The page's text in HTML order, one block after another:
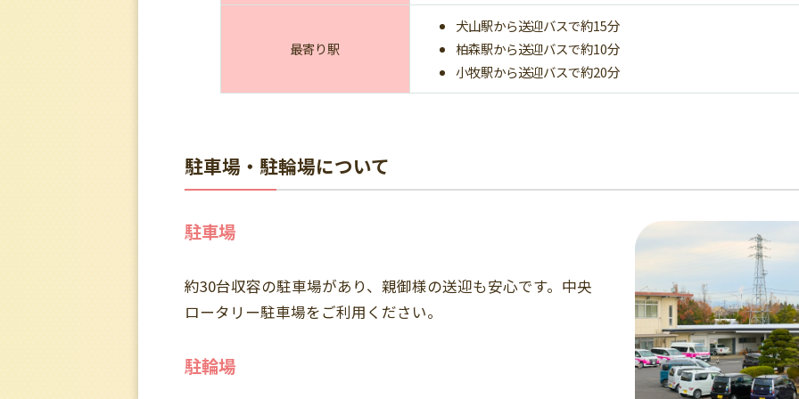
最寄り駅
犬山駅から送迎バスで約15分
柏森駅から送迎バスで約10分
小牧駅から送迎バスで約20分
駐車場・駐輪場について
駐車場
約30台収容の駐車場があり、親御様の送迎も安心です。中央
ロータリー駐車場をご利用ください。
駐輪場